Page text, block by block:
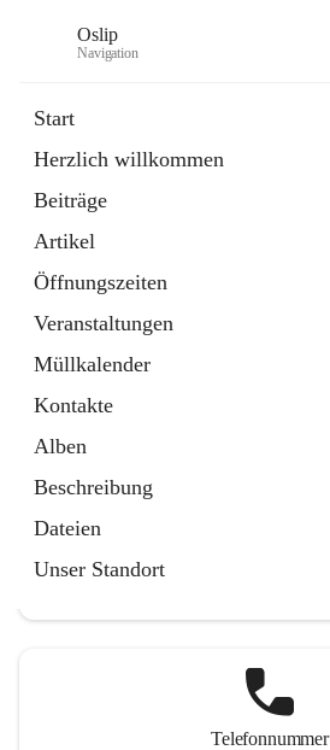
Oslip
Navigation
Start
Herzlich willkommen
Beiträge
Artikel
Öffnungszeiten
Veranstaltungen
Müllkalender
Kontakte
Alben
Beschreibung
Dateien
Unser Standort
Externe Webseite
in
Tab
Bundeskanzleramt Österreich
Externe Webseite
öffnet
in
neuem
Tab
Telefonnummer